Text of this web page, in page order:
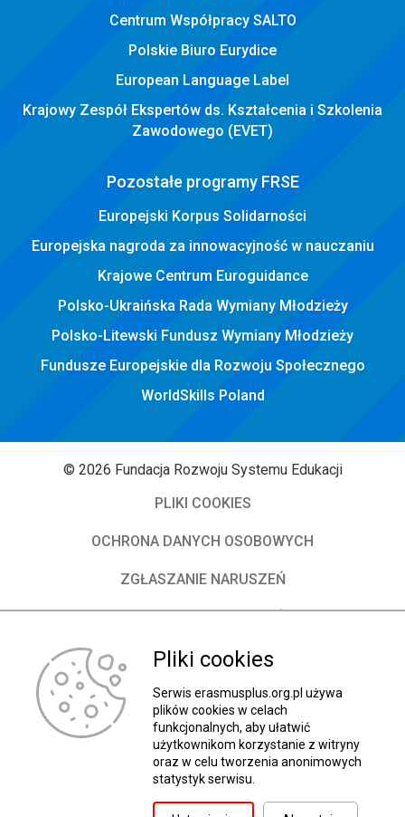
Centrum Współpracy SALTO
Polskie Biuro Eurydice
European Language Label
Krajowy Zespół Ekspertów ds. Kształcenia i Szkolenia
Zawodowego (EVET)
Pozostałe programy FRSE
Europejski Korpus Solidarności
Europejska nagroda za innowacyjność w nauczaniu
Krajowe Centrum Euroguidance
Polsko-Ukraińska Rada Wymiany Młodzieży
Polsko-Litewski Fundusz Wymiany Młodzieży
Fundusze Europejskie dla Rozwoju Społecznego
WorldSkills Poland
© 2026 Fundacja Rozwoju Systemu Edukacji
PLIKI COOKIES
OCHRONA DANYCH OSOBOWYCH
ZGŁASZANIE NARUSZEŃ
DEKLARACJA DOSTĘPNOŚCI
O Fundacji
Władze FRSE
Kontakt
BIP
Wróć do góry
Pliki cookies
Serwis erasmusplus.org.pl używa
plików cookies w celach
funkcjonalnych, aby ułatwić
użytkownikom korzystanie z witryny
oraz w celu tworzenia anonimowych
statystyk serwisu.